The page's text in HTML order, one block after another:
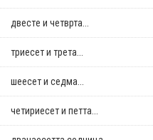
двестe и четврта...
триесет и трета...
шеесет и седма...
четириесет и петта...